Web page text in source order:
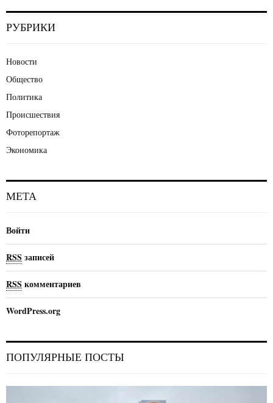
РУБРИКИ
Новости
Общество
Политика
Происшествия
Фоторепортаж
Экономика
МЕТА
Войти
RSS записей
RSS комментариев
WordPress.org
ПОПУЛЯРНЫЕ ПОСТЫ